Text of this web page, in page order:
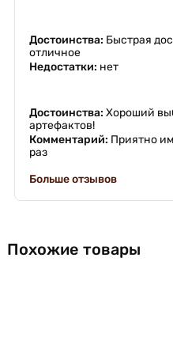
Достоинства: Быстрая
отличное
Недостатки: нет
Достоинства: Хороший
артефактов!
Комментарий: Приятно
раз
Больше отзывов
Похожие товары